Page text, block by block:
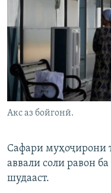
Акс аз бойгонӣ.
Сафари муҳоҷирони
аввали соли равон
шудааст.